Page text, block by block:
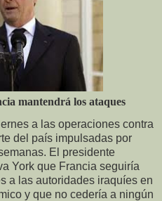
mantendrá los ataques
a las operaciones contra
del país impulsadas por
El presidente
York que Francia seguiría
a las autoridades iraquíes en
y que no cedería a ningún